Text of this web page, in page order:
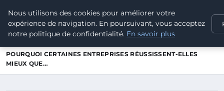
POUVOIR OUVRIER
POURQUOI CERTAINES ENTREPRISES RÉUSSISSENT-ELLES
MIEUX QUE…
Nous utilisons des cookies pour améliorer votre
expérience de navigation. En poursuivant, vous acceptez
notre politique de confidentialité. En savoir plus